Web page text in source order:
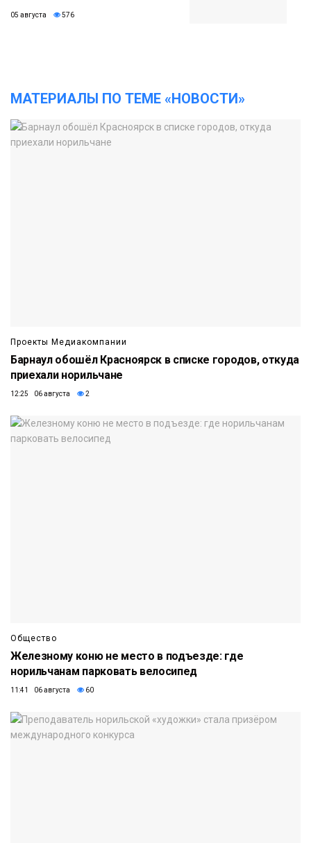
05 августа 576
МАТЕРИАЛЫ ПО ТЕМЕ «НОВОСТИ»
Проекты Медиакомпании
Барнаул обошёл Красноярск в списке городов, откуда
приехали норильчане
12:25 06 августа 2
Общество
Железному коню не место в подъезде: где
норильчанам парковать велосипед
11:41 06 августа 60